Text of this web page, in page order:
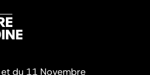
du 11 Novembre